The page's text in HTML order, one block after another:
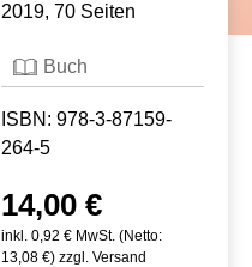
2019, 70 Seiten
Buch
ISBN: 978-3-87159-
264-5
14,00 €
inkl. 0,92 € MwSt. (Netto:
13,08 €) zzgl. Versand